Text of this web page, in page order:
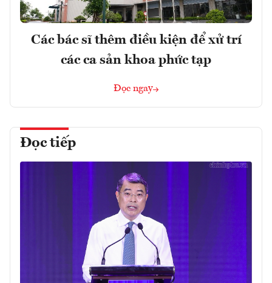
Các bác sĩ thêm điều kiện để xử trí
các ca sản khoa phức tạp
Đọc ngay
Đọc tiếp